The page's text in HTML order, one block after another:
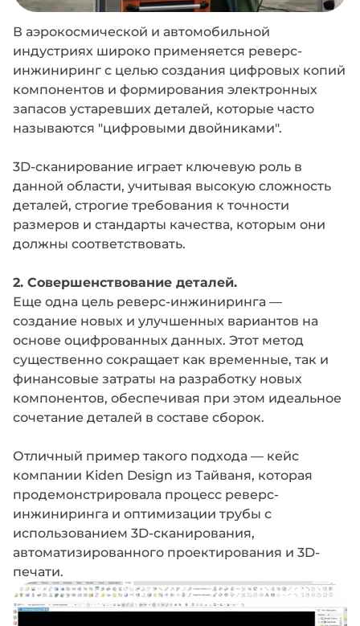
В аэрокосмической и автомобильной
индустриях широко применяется реверс-
инжиниринг с целью создания цифровых копий
компонентов и формирования электронных
запасов устаревших деталей, которые часто
называются "цифровыми двойниками".
3D-сканирование играет ключевую роль в
данной области, учитывая высокую сложность
деталей, строгие требования к точности
размеров и стандарты качества, которым они
должны соответствовать.
2. Совершенствование деталей.
Еще одна цель реверс-инжиниринга —
создание новых и улучшенных вариантов на
основе оцифрованных данных. Этот метод
существенно сокращает как временные, так и
финансовые затраты на разработку новых
компонентов, обеспечивая при этом идеальное
сочетание деталей в составе сборок.
Отличный пример такого подхода — кейс
компании Kiden Design из Тайваня, которая
продемонстрировала процесс реверс-
инжиниринга и оптимизации трубы с
использованием 3D-сканирования,
автоматизированного проектирования и 3D-
печати.